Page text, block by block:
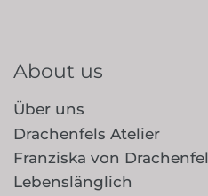
About us
Über uns
Drachenfels Atelier
Franziska von
Lebenslänglich